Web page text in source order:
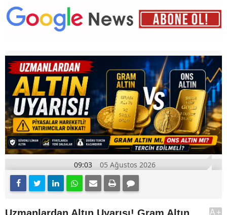
09:03 05 Ağustos 2026
A+